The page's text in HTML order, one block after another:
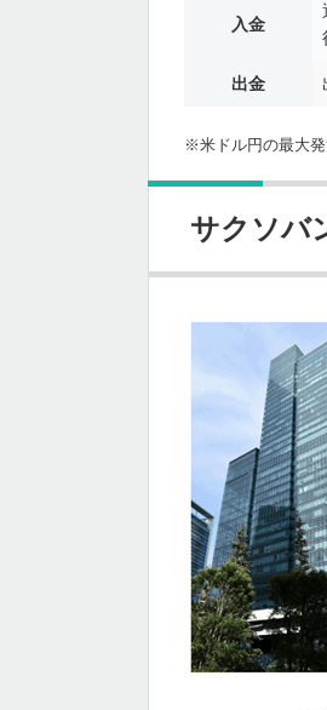
入金
出金
※米ドル円の最大
サクソバ